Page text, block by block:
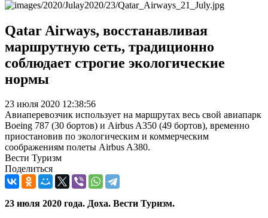
Qatar Airways, восстанавливая
маршрутную сеть, традиционно
соблюдает строгие экологические
нормы
23 июля 2020 12:38:56
Авиаперевозчик использует на маршрутах весь свой авиапарк
Boeing 787 (30 бортов) и Airbus A350 (49 бортов), временно
приостановив по экологическим и коммерческим
соображениям полеты Airbus A380.
Вести Туризм
Поделиться
23 июля 2020 года. Доха. Вести Туризм.